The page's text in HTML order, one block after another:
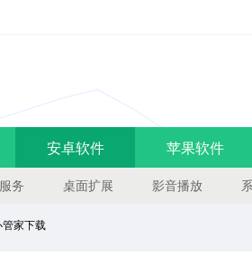
安卓软件 苹果软件
务 桌面扩展 影音播放
管家下载